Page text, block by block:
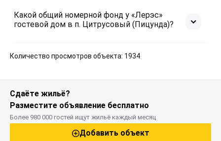
Какой общий номерной фонд у «Лерэс»
гостевой дом в п. Цитрусовый (Пицунда)?
Количество просмотров объекта: 1934
Сдаёте жильё?
Разместите объявление бесплатно
Более 980 000 гостей ищут жильё каждый месяц
Добавить объект